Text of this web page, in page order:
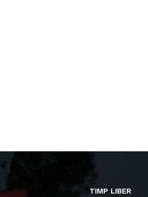
TIMP LIBER